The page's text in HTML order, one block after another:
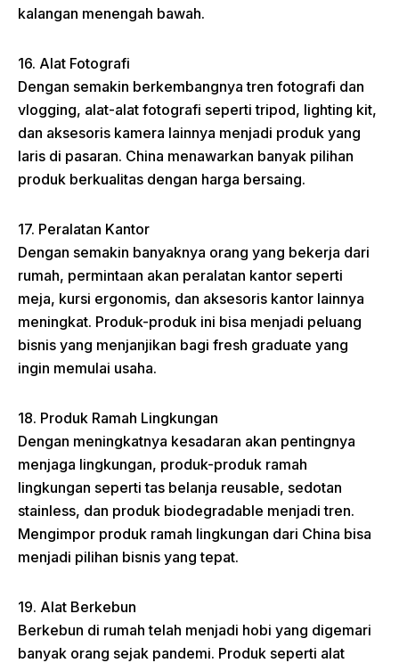
kalangan menengah bawah.
16. Alat Fotografi
Dengan semakin berkembangnya tren fotografi dan
vlogging, alat-alat fotografi seperti tripod, lighting kit,
dan aksesoris kamera lainnya menjadi produk yang
laris di pasaran. China menawarkan banyak pilihan
produk berkualitas dengan harga bersaing.
17. Peralatan Kantor
Dengan semakin banyaknya orang yang bekerja dari
rumah, permintaan akan peralatan kantor seperti
meja, kursi ergonomis, dan aksesoris kantor lainnya
meningkat. Produk-produk ini bisa menjadi peluang
bisnis yang menjanjikan bagi fresh graduate yang
ingin memulai usaha.
18. Produk Ramah Lingkungan
Dengan meningkatnya kesadaran akan pentingnya
menjaga lingkungan, produk-produk ramah
lingkungan seperti tas belanja reusable, sedotan
stainless, dan produk biodegradable menjadi tren.
Mengimpor produk ramah lingkungan dari China bisa
menjadi pilihan bisnis yang tepat.
19. Alat Berkebun
Berkebun di rumah telah menjadi hobi yang digemari
banyak orang sejak pandemi. Produk seperti alat